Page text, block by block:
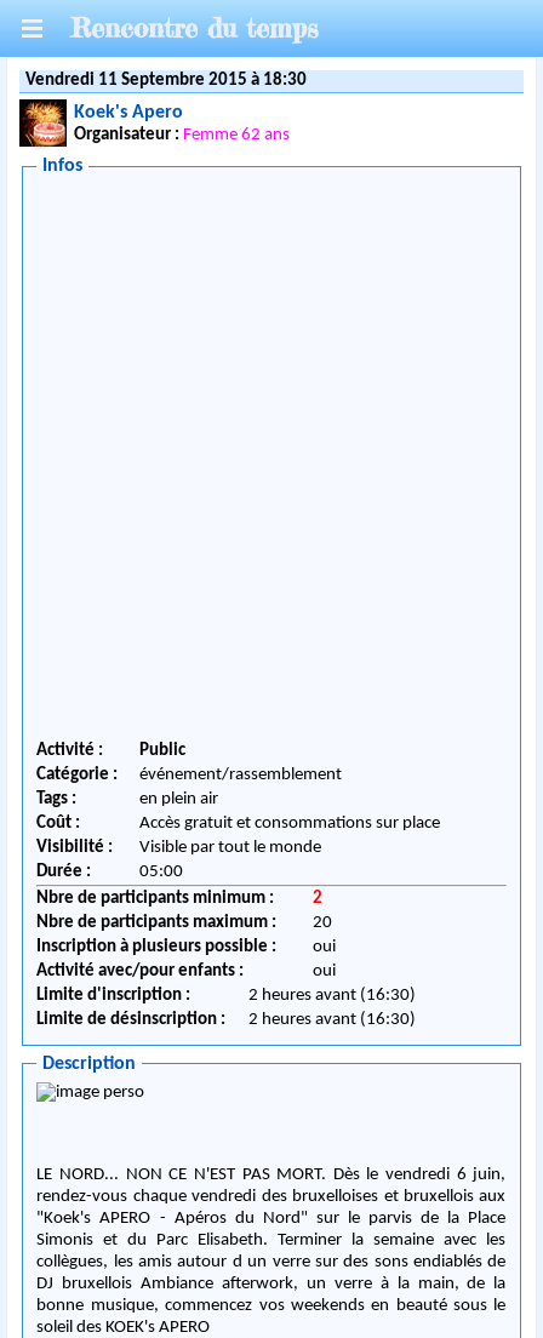
Rencontre du temps
Vendredi 11 Septembre 2015 à 18:30
Koek's Apero
Organisateur : Femme 62 ans
Infos
Activité :
Public
Catégorie :
événement/rassemblement
Tags :
en plein air
Coût :
Accès gratuit et consommations sur place
Visibilité :
Visible par tout le monde
Durée :
05:00
Nbre de participants minimum :
2
Nbre de participants maximum :
20
Inscription à plusieurs possible :
oui
Activité avec/pour enfants :
oui
Limite d'inscription :
2 heures avant (16:30)
Limite de désinscription :
2 heures avant (16:30)
Description
LE NORD... NON CE N'EST PAS MORT. Dès le vendredi 6 juin,
rendez-vous chaque vendredi des bruxelloises et bruxellois aux
"Koek's APERO - Apéros du Nord" sur le parvis de la Place
Simonis et du Parc Elisabeth. Terminer la semaine avec les
collègues, les amis autour d un verre sur des sons endiablés de
DJ bruxellois Ambiance afterwork, un verre à la main, de la
bonne musique, commencez vos weekends en beauté sous le
soleil des KOEK's APERO